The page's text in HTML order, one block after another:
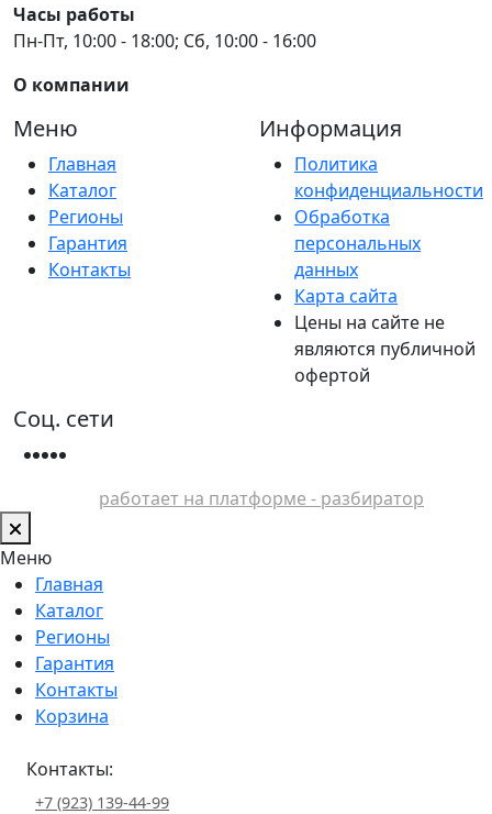
Часы работы
Пн-Пт, 10:00 - 18:00; Сб, 10:00 - 16:00
О компании
Меню
Главная
Каталог
Регионы
Гарантия
Контакты
Информация
Политика
конфиденциальности
Обработка
персональных
данных
Карта сайта
Цены на сайте не
являются публичной
офертой
Соц. сети
работает на платформе - разбиратор
Меню
Главная
Каталог
Регионы
Гарантия
Контакты
Корзина
Контакты:
+7 (923) 139-44-99